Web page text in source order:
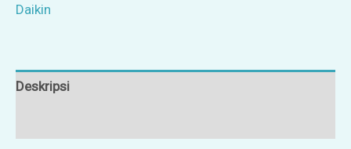
Daikin
Deskripsi